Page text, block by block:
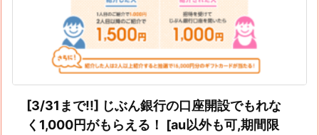
[3/31まで!!] じぶん銀行の口座開設でもれな
く1,000円がもらえる！ [au以外も可,期間限